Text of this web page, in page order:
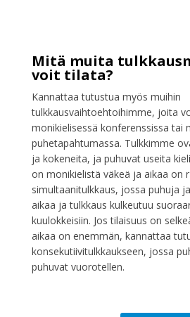
Mitä muita
voit tilata?
Kannattaa tutustua myös muihin
tulkkausvaihtoehtoihimme, joita
monikielisessä konferenssissa tai
puhetapahtumassa. Tulkkimme
ja kokeneita, ja puhuvat useita
on monikielistä väkeä ja aikaa on
simultaanitulkkaus, jossa puhuja
aikaa ja tulkkaus kulkeutuu
kuulokkeisiin. Jos tilaisuus on
aikaa on enemmän, kannattaa
konsekutiivitulkkaukseen, jossa
puhuvat vuorotellen.